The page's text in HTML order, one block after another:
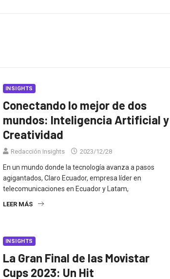
INSIGHTS
Conectando lo mejor de dos
mundos: Inteligencia Artificial y
Creatividad
Redacción Insights 2023/12/28
En un mundo donde la tecnología avanza a pasos
agigantados, Claro Ecuador, empresa líder en
telecomunicaciones en Ecuador y Latam,
LEER MÁS
INSIGHTS
La Gran Final de las Movistar
Cups 2023: Un Hit